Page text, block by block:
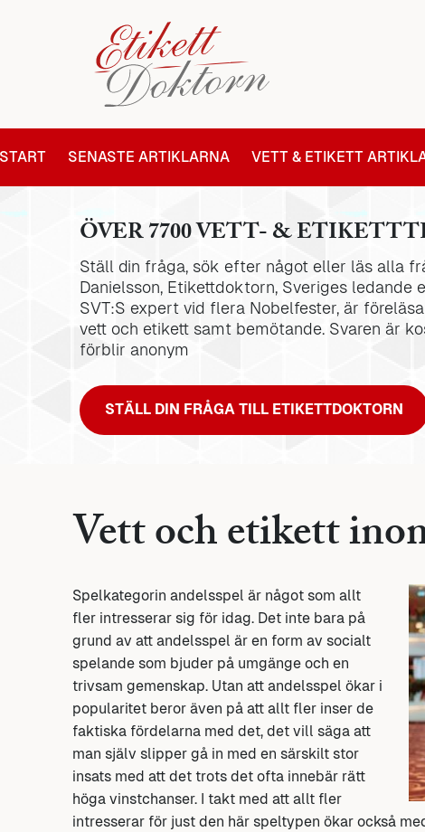
START SENASTE ARTIKLARNA VETT & ETIKETT
ÖVER 7700 VETT- &
Ställ din fråga, sök efter något eller läs alla
Danielsson, Etikettdoktorn, Sveriges ledande
SVT:S expert vid flera Nobelfester, är
vett och etikett samt bemötande. Svaren är
förblir anonym
STÄLL DIN FRÅGA TILL ETIKETTDOKTORN
Vett och etikett
Spelkategorin andelsspel är något som allt
fler intresserar sig för idag. Det inte bara på
grund av att andelsspel är en form av socialt
spelande som bjuder på umgänge och en
trivsam gemenskap. Utan att andelsspel ökar i
popularitet beror även på att allt fler inser de
faktiska fördelarna med det, det vill säga att
man själv slipper gå in med en särskilt stor
insats med att det trots det ofta innebär rätt
höga vinstchanser. I takt med att allt fler
intresserar för just den här speltypen ökar också